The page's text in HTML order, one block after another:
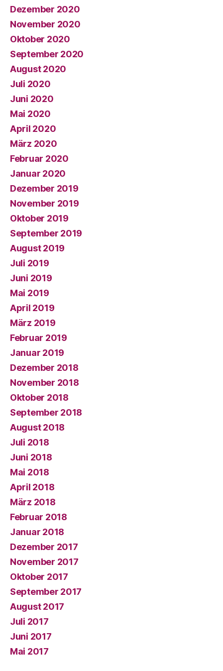
Dezember 2020
November 2020
Oktober 2020
September 2020
August 2020
Juli 2020
Juni 2020
Mai 2020
April 2020
März 2020
Februar 2020
Januar 2020
Dezember 2019
November 2019
Oktober 2019
September 2019
August 2019
Juli 2019
Juni 2019
Mai 2019
April 2019
März 2019
Februar 2019
Januar 2019
Dezember 2018
November 2018
Oktober 2018
September 2018
August 2018
Juli 2018
Juni 2018
Mai 2018
April 2018
März 2018
Februar 2018
Januar 2018
Dezember 2017
November 2017
Oktober 2017
September 2017
August 2017
Juli 2017
Juni 2017
Mai 2017